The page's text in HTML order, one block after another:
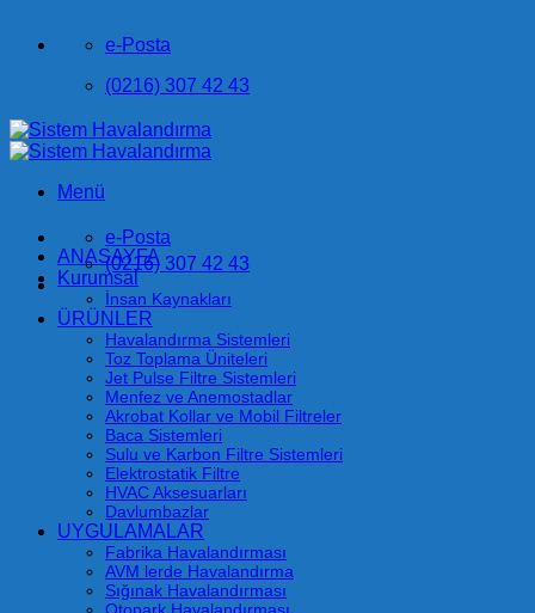
atla
e-Posta
(0216) 307 42 43
Menü
e-Posta
(0216) 307 42 43
ANASAYFA
Kurumsal
İnsan Kaynakları
ÜRÜNLER
Havalandırma Sistemleri
Toz Toplama Üniteleri
Jet Pulse Filtre Sistemleri
Menfez ve Anemostadlar
Akrobat Kollar ve Mobil Filtreler
Baca Sistemleri
Sulu ve Karbon Filtre Sistemleri
Elektrostatik Filtre
HVAC Aksesuarları
Davlumbazlar
UYGULAMALAR
Fabrika Havalandırması
AVM lerde Havalandırma
Sığınak Havalandırması